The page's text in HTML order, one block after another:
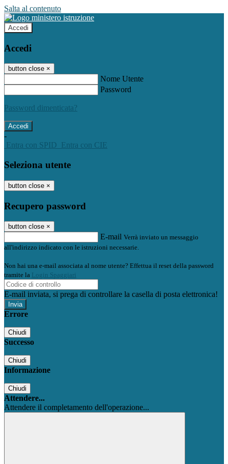
Salta al contenuto
Accedi
Accedi
button close ×
Nome Utente
Password
Password dimenticata?
-
Entra con SPID
Entra con CIE
Seleziona utente
button close ×
Recupero password
button close ×
E-mail Verrà inviato un messaggio
all'indirizzo indicato con le istruzioni necessarie.
Non hai una e-mail associata al nome utente? Effettua il reset della password
tramite la Login Spaggiari
E-mail inviata, si prega di controllare la casella di posta elettronica!
Errore
Chiudi
Successo
Chiudi
Informazione
Chiudi
Attendere...
Attendere il completamento dell'operazione...